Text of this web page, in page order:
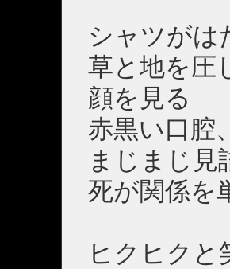
シャツがは
草と地を圧
顔を見る
赤黒い口腔
まじまじ見
死が関係を
ヒクヒクと